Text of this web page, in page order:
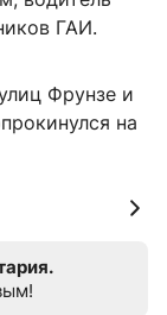
ГАИ.
Фрунзе и
на